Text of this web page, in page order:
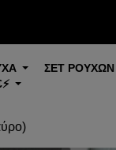
ΣΕΤ ΡΟΥΧΩΝ